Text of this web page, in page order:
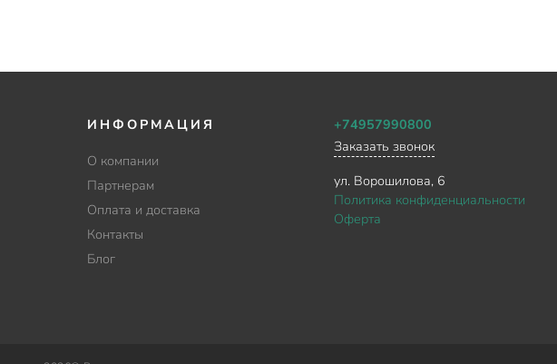
ИНФОРМАЦИЯ
О компании
Партнерам
Оплата и доставка
Контакты
Блог
+74957990800
Заказать звонок
ул. Ворошилова, 6
Политика конфиденциальности
Оферта